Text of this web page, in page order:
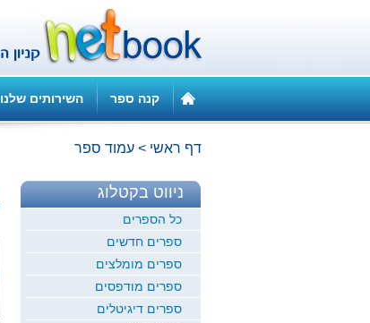
קנה ספר השירותים שלנו
דף ראשי > עמוד ספר
ניווט בקטלוג
כל הספרים
ספרים חדשים
ספרים מומלצים
ספרים מודפסים
ספרים דיגיטלים